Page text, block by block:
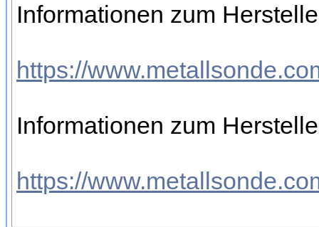
Informationen zum
https://
Informationen zum
https://